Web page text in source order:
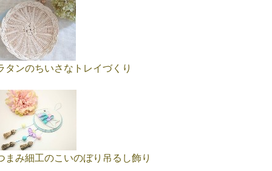
タンのちいさなトレイづくり
まみ細工のこいのぼり吊るし飾り